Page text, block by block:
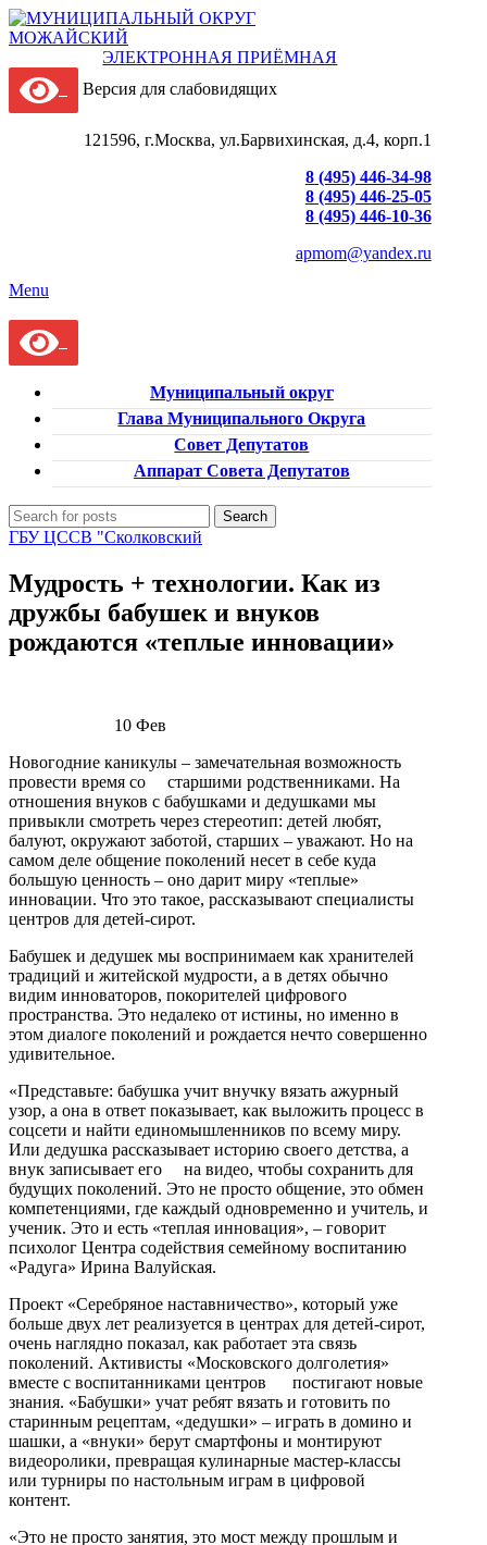
ЭЛЕКТРОННАЯ ПРИЁМНАЯ
Версия для слабовидящих
121596, г.Москва, ул.Барвихинская, д.4, корп.1
8 (495) 446-34-98
8 (495) 446-25-05
8 (495) 446-10-36
apmom@yandex.ru
Menu
Муниципальный округ
Глава Муниципального Округа
Совет Депутатов
Аппарат Совета Депутатов
Search
ГБУ ЦССВ "Сколковский
Мудрость + технологии. Как из
дружбы бабушек и внуков
рождаются «теплые инновации»
10Фев
Новогодние каникулы – замечательная возможность
провести время со старшими родственниками. На
отношения внуков с бабушками и дедушками мы
привыкли смотреть через стереотип: детей любят,
балуют, окружают заботой, старших – уважают. Но на
самом деле общение поколений несет в себе куда
большую ценность – оно дарит миру «теплые»
инновации. Что это такое, рассказывают специалисты
центров для детей-сирот.
Бабушек и дедушек мы воспринимаем как хранителей
традиций и житейской мудрости, а в детях обычно
видим инноваторов, покорителей цифрового
пространства. Это недалеко от истины, но именно в
этом диалоге поколений и рождается нечто совершенно
удивительное.
«Представьте: бабушка учит внучку вязать ажурный
узор, а она в ответ показывает, как выложить процесс в
соцсети и найти единомышленников по всему миру.
Или дедушка рассказывает историю своего детства, а
внук записывает его на видео, чтобы сохранить для
будущих поколений. Это не просто общение, это обмен
компетенциями, где каждый одновременно и учитель, и
ученик. Это и есть «теплая инновация», – говорит
психолог Центра содействия семейному воспитанию
«Радуга» Ирина Валуйская.
Проект «Серебряное наставничество», который уже
больше двух лет реализуется в центрах для детей-сирот,
очень наглядно показал, как работает эта связь
поколений. Активисты «Московского долголетия»
вместе с воспитанниками центров постигают новые
знания. «Бабушки» учат ребят вязать и готовить по
старинным рецептам, «дедушки» – играть в домино и
шашки, а «внуки» берут смартфоны и монтируют
видеоролики, превращая кулинарные мастер‑классы
или турниры по настольным играм в цифровой
контент.
«Это не просто занятия, это мост между прошлым и